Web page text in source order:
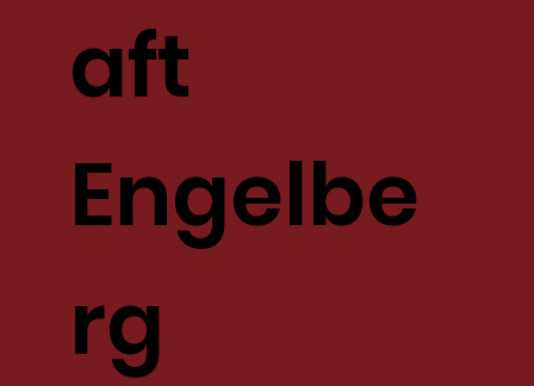
aft
Engelbe
rg